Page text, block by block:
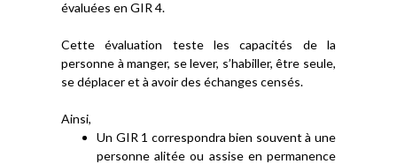
évaluées en GIR 4.
Cette évaluation teste les capacités de la
personne à manger, se lever, s’habiller, être seule,
se déplacer et à avoir des échanges censés.
Ainsi,
Un GIR 1 correspondra bien souvent à une
personne alitée ou assise en permanence